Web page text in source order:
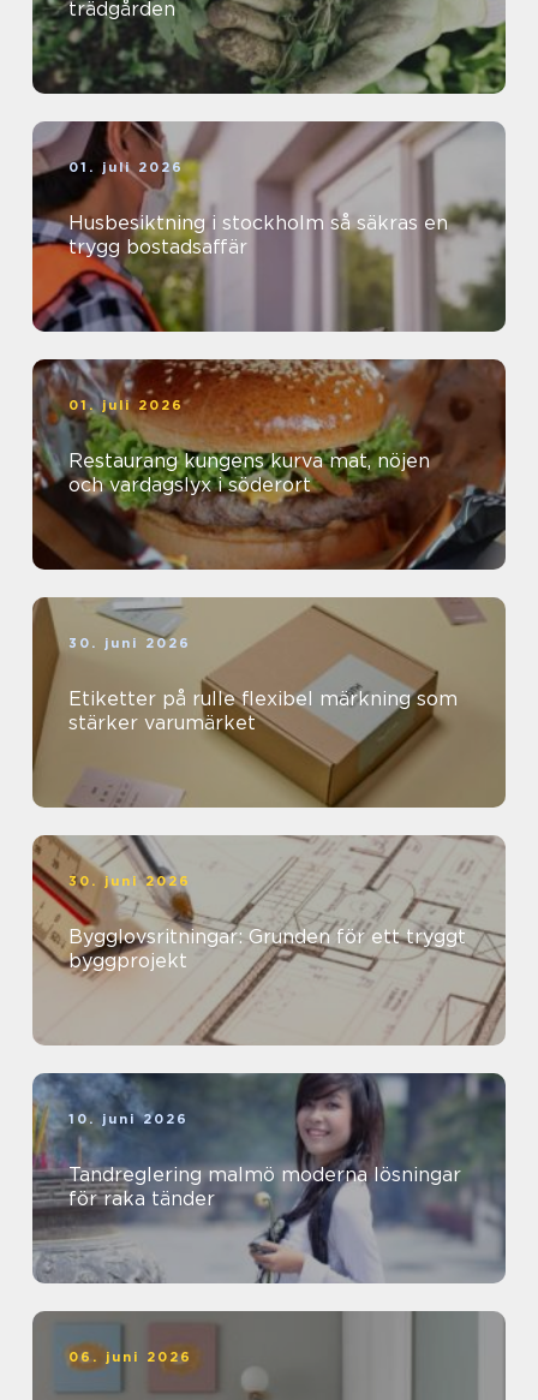
trädgården
01. juli 2026
Husbesiktning i stockholm så säkras en
trygg bostadsaffär
01. juli 2026
Restaurang kungens kurva mat, nöjen
och vardagslyx i söderort
30. juni 2026
Etiketter på rulle flexibel märkning som
stärker varumärket
30. juni 2026
Bygglovsritningar: Grunden för ett tryggt
byggprojekt
10. juni 2026
Tandreglering malmö moderna lösningar
för raka tänder
06. juni 2026